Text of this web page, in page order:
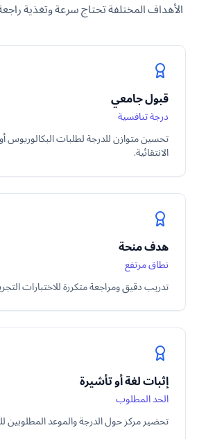
الأهداف المختلفة تحتاج سرعة وتغذية
قبول جامعي
درجة تنافسية
تحسين متوازن للدرجة لطلبات البكالوريوس أو
الانتقائية.
هدف منحة
نطاق مرتفع
تدريب دقيق ومراجعة متكررة للاختبارات
إثبات لغة أو تأشيرة
الحد المطلوب
تحضير مركز حول الدرجة والموعد المطلوبين